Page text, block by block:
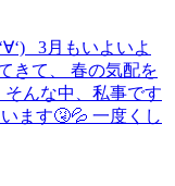
3月もいよいよ
きて、 春の気配を
んな中、私事です
ます🤧💦 一度くし